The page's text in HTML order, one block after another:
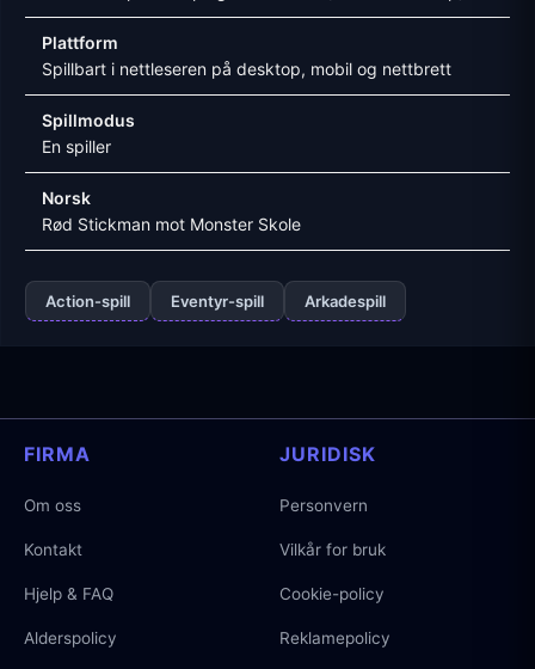
Plattform
Spillbart i nettleseren på desktop, mobil og nettbrett
Spillmodus
En spiller
Norsk
Rød Stickman mot Monster Skole
Action-spill Eventyr-spill Arkadespill
FIRMA
Om oss
Kontakt
Hjelp & FAQ
Alderspolicy
JURIDISK
Personvern
Vilkår for bruk
Cookie-policy
Reklamepolicy